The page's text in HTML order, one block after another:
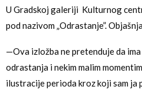
U Gradskoj galeriji Kulturnog
pod nazivom „Odrastanje”.
—Ova izložba ne pretenduje da
odrastanja i nekim malim
ilustracije perioda kroz koji sam ja